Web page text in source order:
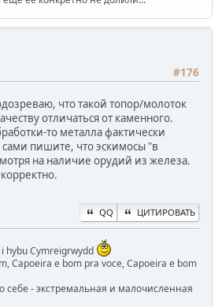
#176
что такой топор/молоток
отличаться от каменного.
то металла фактически
пишите, что эскимосы "в
на наличие орудий из железа.
QQ ЦИТИРОВАТЬ
hybu Cymreigrwydd
Capoeira e bom pra voce, Capoeira e bom
- экстремальная и малочисленная